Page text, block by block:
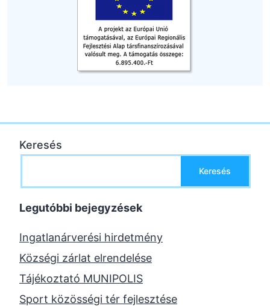
Keresés
Keresés
Legutóbbi bejegyzések
Ingatlanárverési hirdetmény
Községi zárlat elrendelése
Tájékoztató MUNIPOLIS
Sport közösségi tér fejlesztése